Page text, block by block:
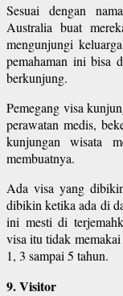
Sesuai dengan
Australia buat
mengunjungi
pemahaman ini bisa
berkunjung.
Pemegang visa
perawatan medis,
kunjungan wisata
membuatnya.
Ada visa yang
dibikin ketika ada di
ini mesti di
visa itu tidak
1, 3 sampai 5 tahun.
9. Visitor